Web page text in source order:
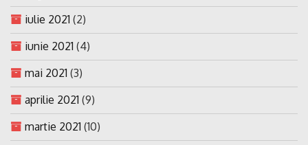
iulie 2021 (2)
iunie 2021 (4)
mai 2021 (3)
aprilie 2021 (9)
martie 2021 (10)